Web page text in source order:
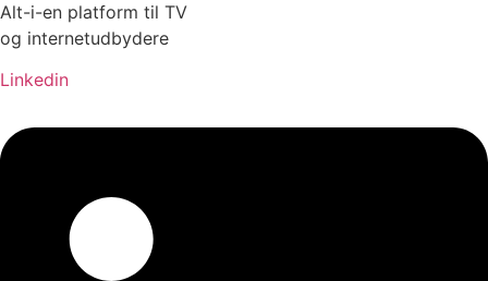
Alt-i-en platform til TV
og internetudbydere
Linkedin